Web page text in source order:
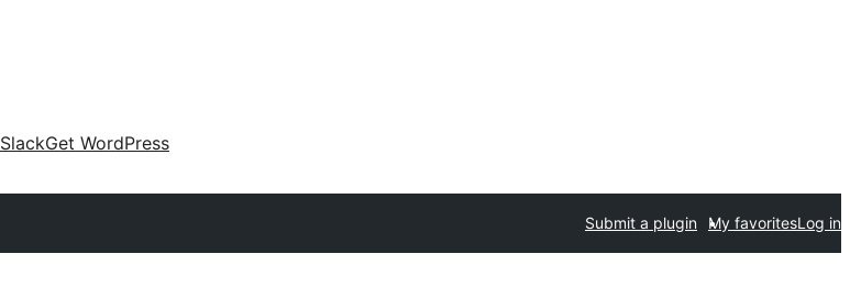
SlackGet WordPress
Submit a plugin My favoritesLog in